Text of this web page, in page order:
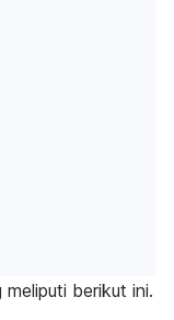
meliputi berikut ini.